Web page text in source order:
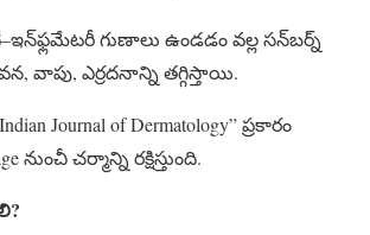
గుణాలు ఉండడం వల్ల సన్‌బర్న్
వాపు, ఎర్రదనాన్ని తగ్గిస్తాయి.
Journal of Dermatology” ప్రకారం
నుంచీ చర్మాన్ని రక్షిస్తుంది.